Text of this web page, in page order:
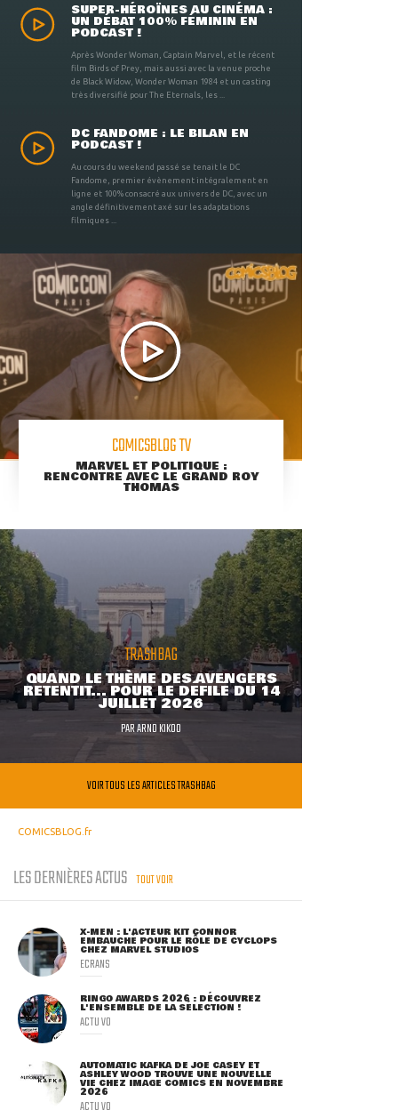
SUPER-HÉROÏNES AU CINÉMA :
UN DÉBAT 100% FÉMININ EN
PODCAST !
Après Wonder Woman, Captain Marvel, et le récent
film Birds of Prey, mais aussi avec la venue proche
de Black Widow, Wonder Woman 1984 et un casting
très diversifié pour The Eternals, les ...
DC FANDOME : LE BILAN EN
PODCAST !
Au cours du weekend passé se tenait le DC
Fandome, premier évènement intégralement en
ligne et 100% consacré aux univers de DC, avec un
angle définitivement axé sur les adaptations
filmiques ...
COMICSBLOG TV
MARVEL ET POLITIQUE :
RENCONTRE AVEC LE GRAND ROY
THOMAS
TRASHBAG
QUAND LE THÈME DES AVENGERS
RETENTIT... POUR LE DÉFILÉ DU 14
JUILLET 2026
PARARNO KIKOO
VOIR TOUS LES ARTICLES TRASHBAG
COMICSBLOG.fr
LES DERNIÈRES ACTUS TOUT VOIR
X-MEN : L'ACTEUR KIT CONNOR
EMBAUCHÉ POUR LE RÔLE DE CYCLOPS
CHEZ MARVEL STUDIOS
ECRANS
RINGO AWARDS 2026 : DÉCOUVREZ
L'ENSEMBLE DE LA SÉLECTION !
ACTU VO
AUTOMATIC KAFKA DE JOE CASEY ET
ASHLEY WOOD TROUVE UNE NOUVELLE
VIE CHEZ IMAGE COMICS EN NOVEMBRE
2026
ACTU VO